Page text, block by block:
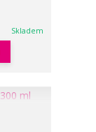
Skladem